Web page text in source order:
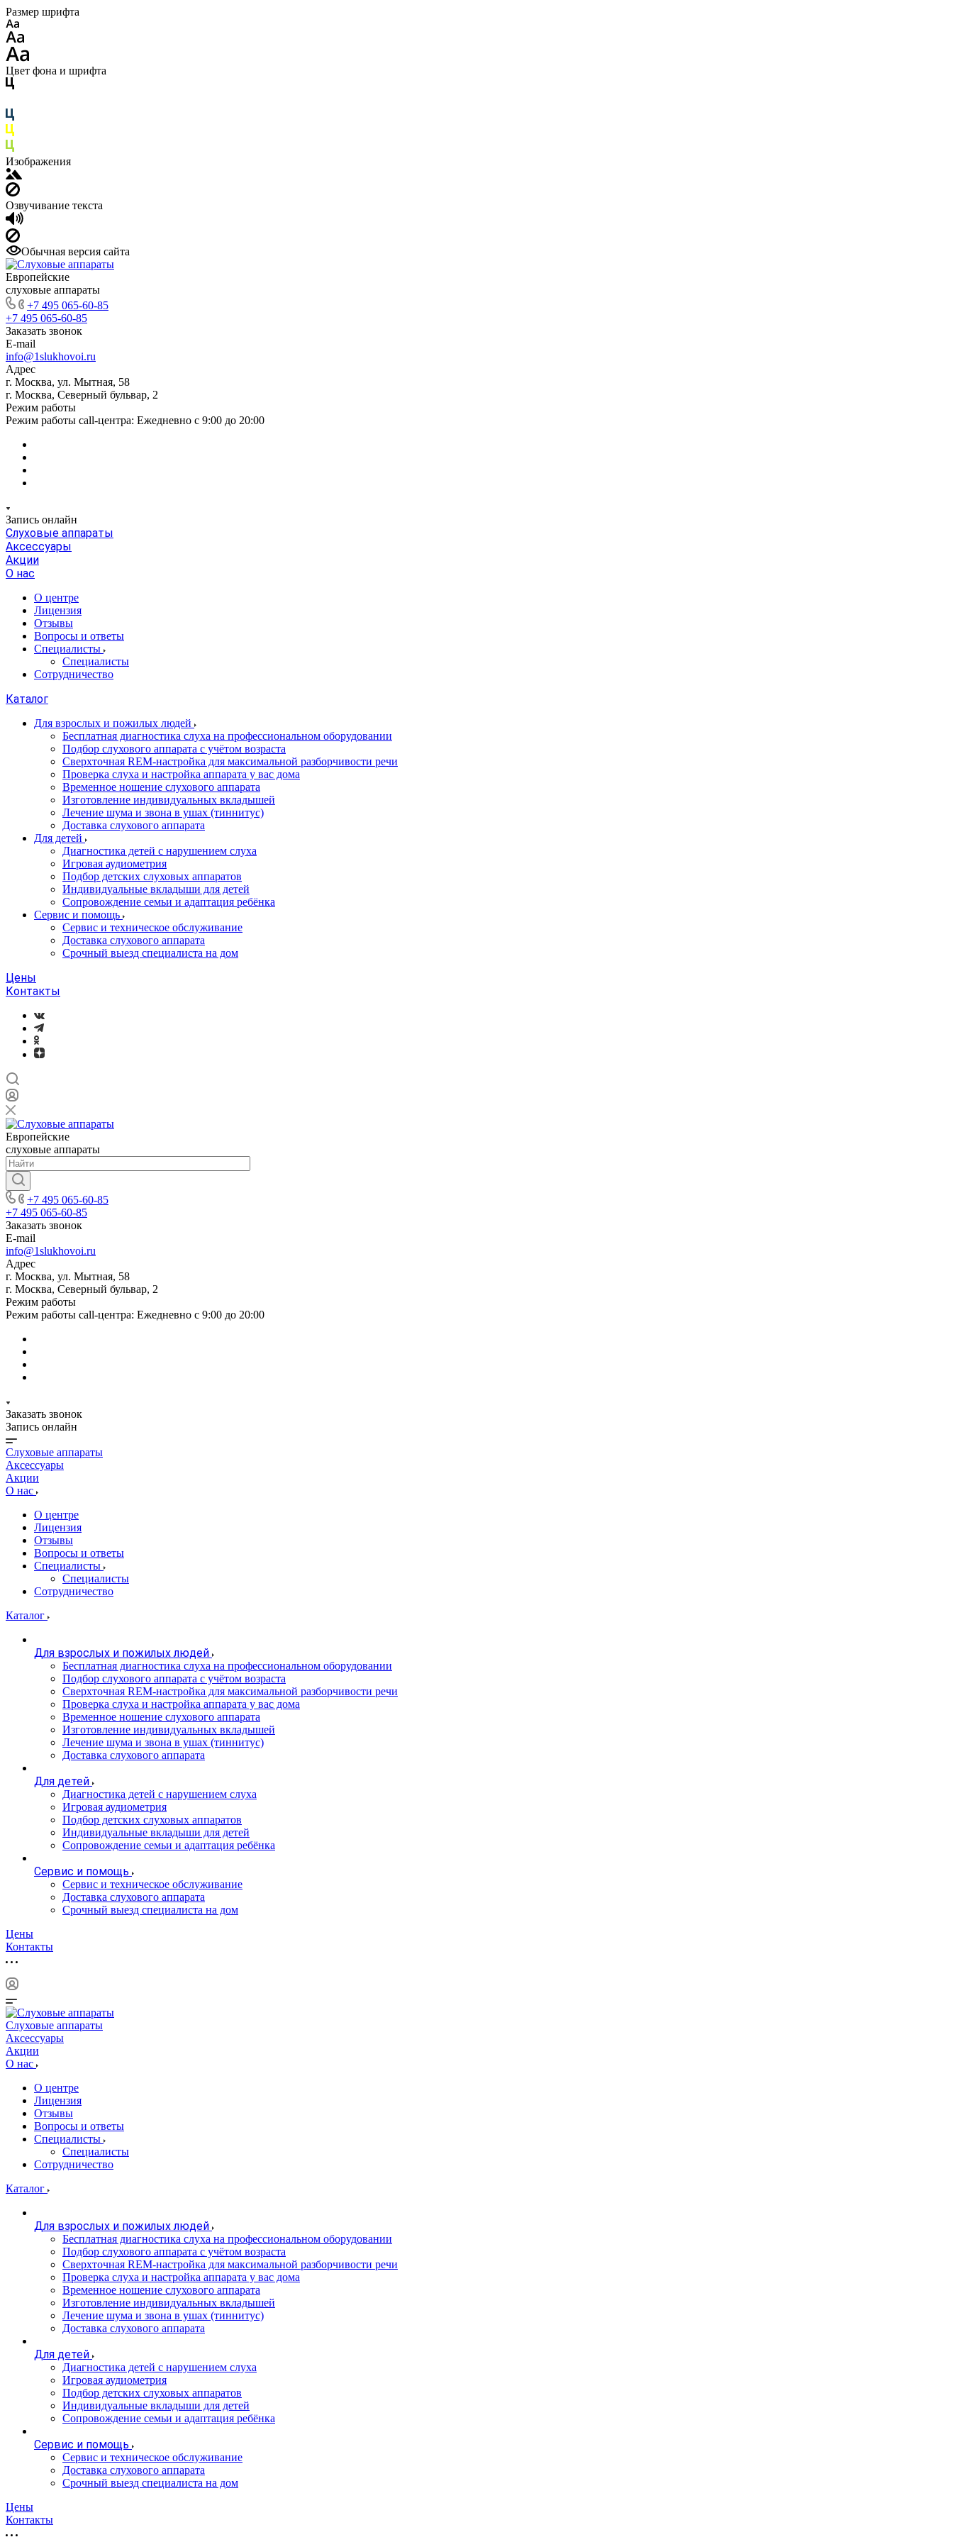
Размер шрифта
Цвет фона и шрифта
Изображения
Озвучивание текста
Обычная версия сайта
Европейские
слуховые аппараты
+7 495 065-60-85
+7 495 065-60-85
Заказать звонок
E-mail
info@1slukhovoi.ru
Адрес
г. Москва, ул. Мытная, 58
г. Москва, Северный бульвар, 2
Режим работы
Режим работы call-центра: Ежедневно с 9:00 до 20:00
Запись онлайн
Слуховые аппараты
Аксессуары
Акции
О нас
О центре
Лицензия
Отзывы
Вопросы и ответы
Специалисты
Специалисты
Сотрудничество
Каталог
Для взрослых и пожилых людей
Бесплатная диагностика слуха на профессиональном оборудовании
Подбор слухового аппарата с учётом возраста
Сверхточная REM-настройка для максимальной разборчивости речи
Проверка слуха и настройка аппарата у вас дома
Временное ношение слухового аппарата
Изготовление индивидуальных вкладышей
Лечение шума и звона в ушах (тиннитус)
Доставка слухового аппарата
Для детей
Диагностика детей с нарушением слуха
Игровая аудиометрия
Подбор детских слуховых аппаратов
Индивидуальные вкладыши для детей
Сопровождение семьи и адаптация ребёнка
Сервис и помощь
Сервис и техническое обслуживание
Доставка слухового аппарата
Срочный выезд специалиста на дом
Цены
Контакты
Европейские
слуховые аппараты
+7 495 065-60-85
+7 495 065-60-85
Заказать звонок
E-mail
info@1slukhovoi.ru
Адрес
г. Москва, ул. Мытная, 58
г. Москва, Северный бульвар, 2
Режим работы
Режим работы call-центра: Ежедневно с 9:00 до 20:00
Заказать звонок
Запись онлайн
Слуховые аппараты
Аксессуары
Акции
О нас
О центре
Лицензия
Отзывы
Вопросы и ответы
Специалисты
Специалисты
Сотрудничество
Каталог
Для взрослых и пожилых людей
Бесплатная диагностика слуха на профессиональном оборудовании
Подбор слухового аппарата с учётом возраста
Сверхточная REM-настройка для максимальной разборчивости речи
Проверка слуха и настройка аппарата у вас дома
Временное ношение слухового аппарата
Изготовление индивидуальных вкладышей
Лечение шума и звона в ушах (тиннитус)
Доставка слухового аппарата
Для детей
Диагностика детей с нарушением слуха
Игровая аудиометрия
Подбор детских слуховых аппаратов
Индивидуальные вкладыши для детей
Сопровождение семьи и адаптация ребёнка
Сервис и помощь
Сервис и техническое обслуживание
Доставка слухового аппарата
Срочный выезд специалиста на дом
Цены
Контакты
Слуховые аппараты
Аксессуары
Акции
О нас
О центре
Лицензия
Отзывы
Вопросы и ответы
Специалисты
Специалисты
Сотрудничество
Каталог
Для взрослых и пожилых людей
Бесплатная диагностика слуха на профессиональном оборудовании
Подбор слухового аппарата с учётом возраста
Сверхточная REM-настройка для максимальной разборчивости речи
Проверка слуха и настройка аппарата у вас дома
Временное ношение слухового аппарата
Изготовление индивидуальных вкладышей
Лечение шума и звона в ушах (тиннитус)
Доставка слухового аппарата
Для детей
Диагностика детей с нарушением слуха
Игровая аудиометрия
Подбор детских слуховых аппаратов
Индивидуальные вкладыши для детей
Сопровождение семьи и адаптация ребёнка
Сервис и помощь
Сервис и техническое обслуживание
Доставка слухового аппарата
Срочный выезд специалиста на дом
Цены
Контакты